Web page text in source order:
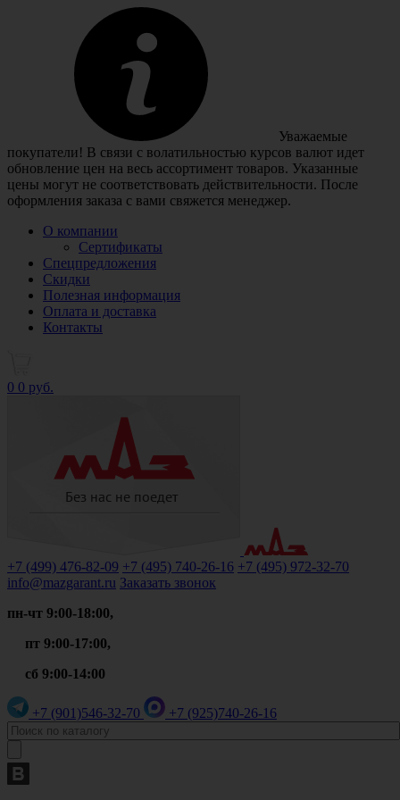
Уважаемые
покупатели! В связи с волатильностью курсов валют идет
обновление цен на весь ассортимент товаров. Указанные
цены могут не соответствовать действительности. После
оформления заказа с вами свяжется менеджер.
О компании
Сертификаты
Спецпредложения
Скидки
Полезная информация
Оплата и доставка
Контакты
0 0 руб.
+7 (499) 476-82-09 +7 (495) 740-26-16 +7 (495) 972-32-70
info@mazgarant.ru Заказать звонок
пн-чт 9:00-18:00,
пт 9:00-17:00,
сб 9:00-14:00
+7 (901)546-32-70 +7 (925)740-26-16